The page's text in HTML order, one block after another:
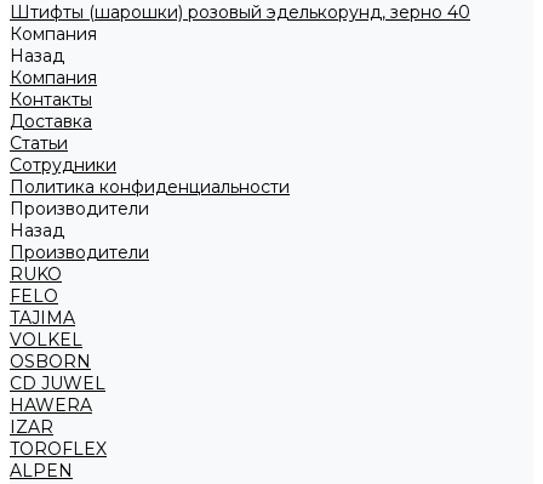
Штифты (шарошки) розовый эделькорунд, зерно 40
Компания
Назад
Компания
Контакты
Доставка
Статьи
Сотрудники
Политика конфиденциальности
Производители
Назад
Производители
RUKO
FELO
TAJIMA
VOLKEL
OSBORN
CD JUWEL
HAWERA
IZAR
TOROFLEX
ALPEN